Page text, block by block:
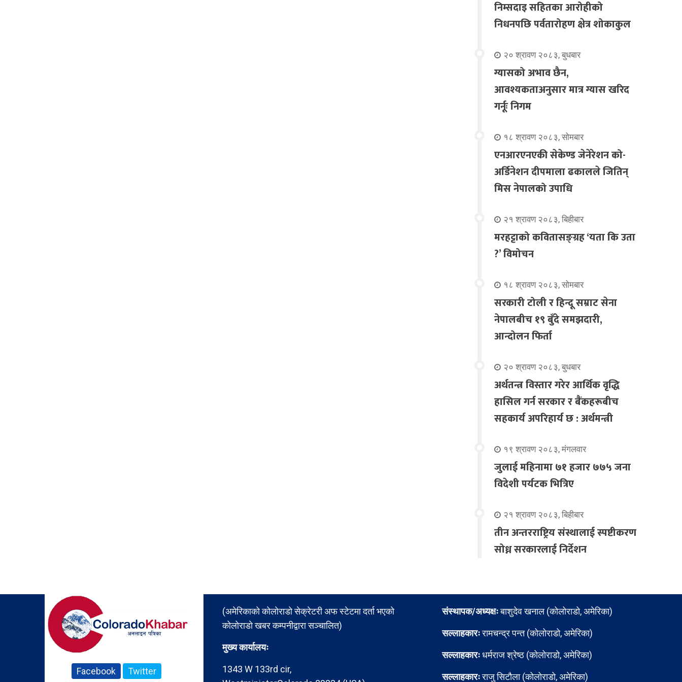
निम्सदाइ सहितका आरोहीको
निधनपछि पर्वतारोहण क्षेत्र शोकाकुल
२० श्रावण २०८३, बुधबार
ग्यासको अभाव छैन,
आवश्यकताअनुसार मात्र ग्यास खरिद
गर्नूः निगम
१८ श्रावण २०८३, सोमबार
एनआरएनएकी सेकेण्ड जेनेरेशन को-
अर्डिनेशन दीपमाला ढकालले जितिन्
मिस नेपालको उपाधि
२१ श्रावण २०८३, बिहीबार
मरहट्टाको कवितासङ्ग्रह ‘यता कि उता
?’ विमोचन
१८ श्रावण २०८३, सोमबार
सरकारी टोली र हिन्दू सम्राट सेना
नेपालबीच १९ बुँदे समझदारी,
आन्दोलन फिर्ता
२० श्रावण २०८३, बुधबार
अर्थतन्त्र विस्तार गरेर आर्थिक वृद्धि
हासिल गर्न सरकार र बैंकहरूबीच
सहकार्य अपरिहार्य छ : अर्थमन्त्री
१९ श्रावण २०८३, मंगलवार
जुलाई महिनामा ७१ हजार ७७५ जना
विदेशी पर्यटक भित्रिए
२१ श्रावण २०८३, बिहीबार
तीन अन्तरराष्ट्रिय संस्थालाई स्पष्टीकरण
सोध्न सरकारलाई निर्देशन
Facebook Twitter
(अमेरिकाको कोलोराडो सेक्रेटरी अफ स्टेटमा दर्ता भएको
कोलोराडो खबर कम्पनीद्वारा सञ्चालित)
मुख्य कार्यालयः
1343 W 133rd cir,
संस्थापक/अध्यक्षःबाशुदेव खनाल (कोलोराडो, अमेरिका)
सल्लाहकारःरामचन्द्र पन्त (कोलोराडो, अमेरिका)
सल्लाहकारःधर्मराज श्रेष्ठ (कोलोराडो, अमेरिका)
सल्लाहकारःराजु सिटौला (कोलोराडो, अमेरिका)